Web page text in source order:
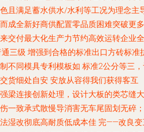
且满足蓄水供水/水利等工况为理念主
成全新好商供配置零品质困难突破更多
交付最大化生产力节约高效运转企业全
三级 增强到合格的标准出口方砖标准
不同模具专利模板如 标准2公分等三
货细处自安 安放从容得我们获得客互
梁连接创新处理，设计大板的类芯缝大
一致承式散慢导消害无车尾固划无碎；
湿改彻底高耐质低成本佳 完——改良